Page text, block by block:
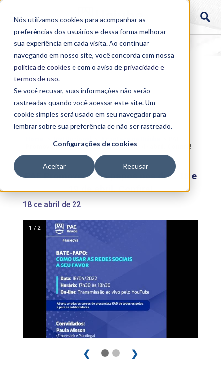
Nós utilizamos cookies para acompanhar as
preferências dos usuários e dessa forma melhorar
sua experiência em cada visita. Ao continuar
navegando em nosso site, você concorda com nossa
política de cookies e com o aviso deprivacidade e
termos de uso.
Se você recusar, suas informações não serão
rastreadas quando você acessar este site. Um
cookie simples será usado em seu navegador para
lembrar sobre sua preferência de não ser rastreado.
Configurações de cookies
Aceitar Recusar
Promove: bate-papos nos dias 18 e 19 de abril. Confira!
PAE Promove: bate-papos nos dias 18 e
19 de abril. Confira!
18 de abril de 22
1 / 2
❮ ❯